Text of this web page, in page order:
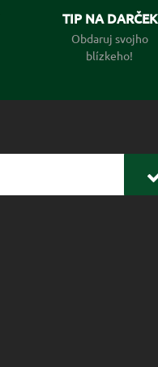
TIP NA DARČEK
Obdaruj svojho
blízkeho!